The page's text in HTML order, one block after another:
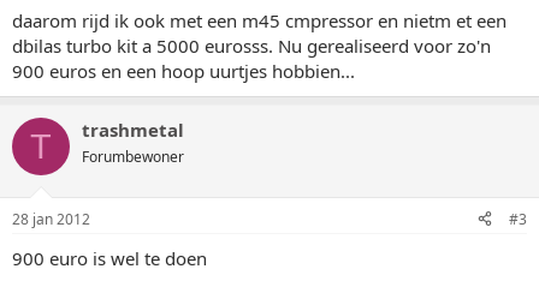
daarom rijd ik ook met een m45 cmpressor en nietm et een
dbilas turbo kit a 5000 eurosss. Nu gerealiseerd voor zo'n
900 euros en een hoop uurtjes hobbien...
T trashmetal
Forumbewoner
28 jan 2012 #3
900 euro is wel te doen